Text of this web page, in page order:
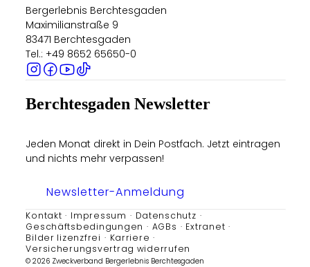
Bergerlebnis Berchtesgaden
Maximilianstraße 9
83471 Berchtesgaden
Tel.: +49 8652 65650-0
Berchtesgaden Newsletter
Jeden Monat direkt in Dein Postfach. Jetzt eintragen
und nichts mehr verpassen!
Newsletter-Anmeldung
Kontakt Impressum
Datenschutz
Geschäftsbedingungen
AGBs
Extranet
Bilder lizenzfrei
Karriere
Versicherungsvertrag widerrufen
© 2026 Zweckverband Bergerlebnis Berchtesgaden